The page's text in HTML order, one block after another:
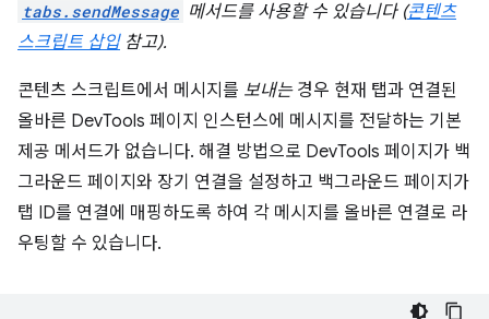
tabs.sendMessage 메서드를 사용할 수 있습니다 (콘텐츠
스크립트 삽입참고).
콘텐츠 스크립트에서 메시지를 보내는경우 현재 탭과 연결된
올바른 DevTools 페이지 인스턴스에 메시지를 전달하는 기본
제공 메서드가 없습니다. 해결 방법으로 DevTools 페이지가 백
그라운드 페이지와 장기 연결을 설정하고 백그라운드 페이지가
탭 ID를 연결에 매핑하도록 하여 각 메시지를 올바른 연결로 라
우팅할 수 있습니다.